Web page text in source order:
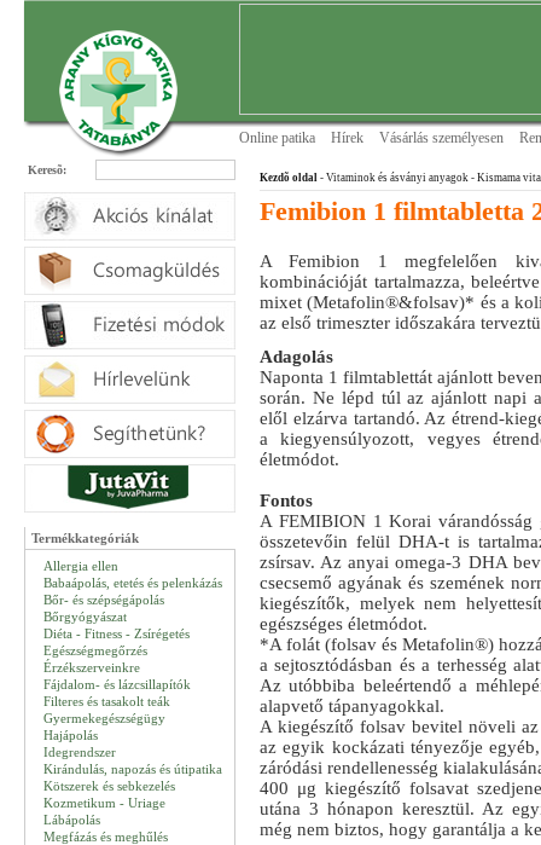
Online patika Hírek Vásárlás személyesen
Keresõ:
Termékkategóriák
Allergia ellen
Babaápolás, etetés és pelenkázás
Bőr- és szépségápolás
Bőrgyógyászat
Diéta - Fitness - Zsírégetés
Egészségmegőrzés
Érzékszerveinkre
Fájdalom- és lázcsillapítók
Filteres és tasakolt teák
Gyermekegészségügy
Hajápolás
Idegrendszer
Kirándulás, napozás és útipatika
Kötszerek és sebkezelés
Kozmetikum - Uriage
Lábápolás
Megfázás és meghűlés
Kezdõ oldal - Vitaminok és ásványi anyagok - Kismama
Femibion 1 filmtabletta
A Femibion 1 megfelelően
kombinációját tartalmazza,
mixet (Metafolin®&folsav)* és a
az első trimeszter időszakára
Adagolás
Naponta 1 filmtablettát ajánlott
során. Ne lépd túl az ajánlott napi
elől elzárva tartandó. Az étrend-
a kiegyensúlyozott, vegyes
életmódot.
Fontos
A FEMIBION 1 Korai várandósság
összetevőin felül DHA-t is
zsírsav. Az anyai omega-3 DHA
csecsemő agyának és szemének
kiegészítők, melyek nem
egészséges életmódot.
*A folát (folsav és Metafolin®)
a sejtosztódásban és a terhesség
Az utóbbiba beleértendő a
alapvető tápanyagokkal.
A kiegészítő folsav bevitel növeli
az egyik kockázati tényezője
záródási rendellenesség
400 μg kiegészítő folsavat
utána 3 hónapon keresztül. Az
még nem biztos, hogy garantálja a